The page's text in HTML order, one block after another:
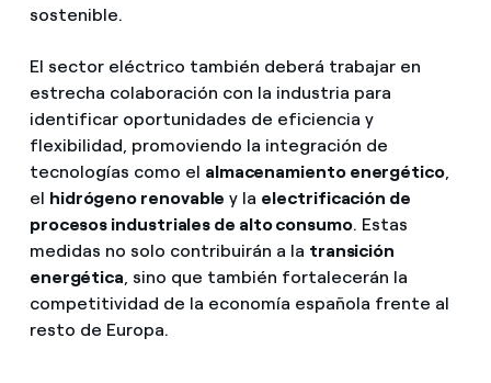
sostenible.
El sector eléctrico también deberá trabajar en
estrecha colaboración con la industria para
identificar oportunidades de eficiencia y
flexibilidad, promoviendo la integración de
tecnologías como el almacenamiento energético,
el hidrógeno renovable y la electrificación de
procesos industriales de alto consumo. Estas
medidas no solo contribuirán a la transición
energética, sino que también fortalecerán la
competitividad de la economía española frente al
resto de Europa.